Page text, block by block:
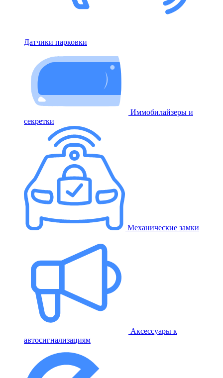
Датчики парковки
Иммобилайзеры и
секретки
Механические замки
Аксессуары к
автосигнализациям